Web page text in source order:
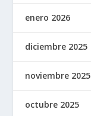
enero 2026
diciembre 2025
noviembre 2025
octubre 2025